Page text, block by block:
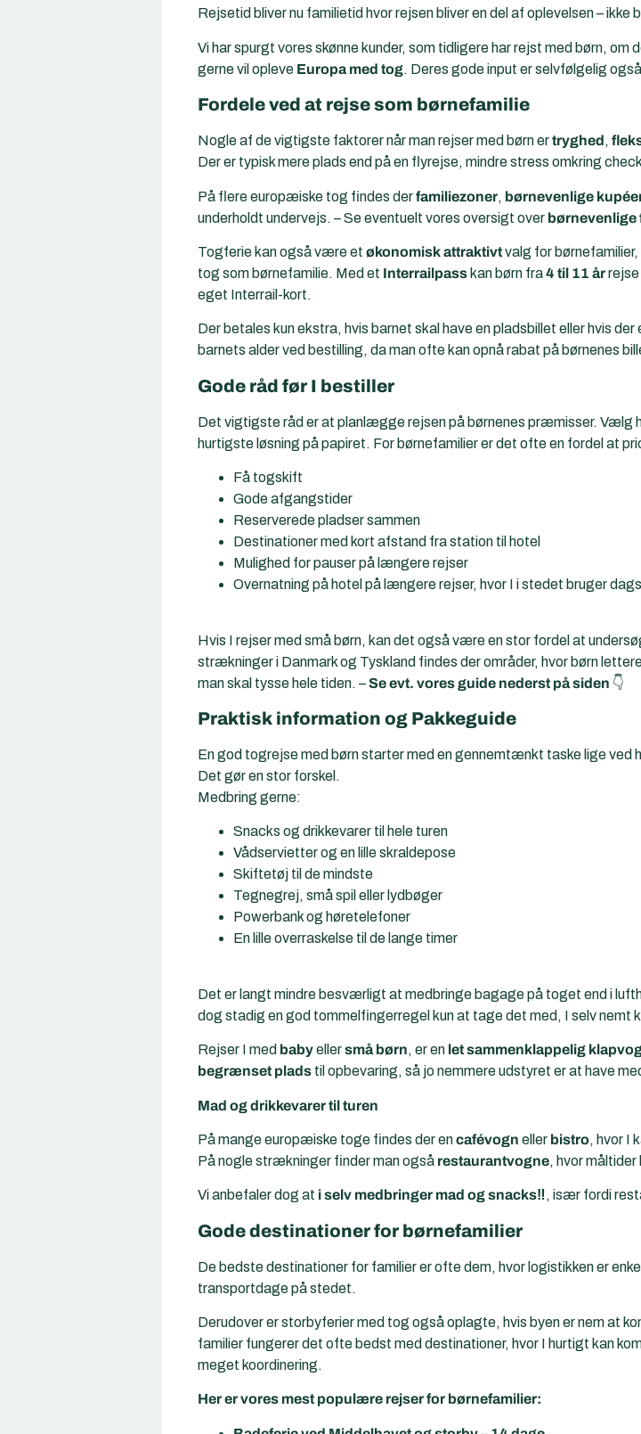
Rejsetid bliver nu familietid hvor rejsen bliver en del af oplevelsen – ikke
Vi har spurgt vores skønne kunder, som tidligere har rejst med børn, om
gerne vil opleve Europa med tog. Deres gode input er selvfølgelig
Fordele ved at rejse som børnefamilie
Nogle af de vigtigste faktorer når man rejser med børn ertryghed,
Der er typisk mere plads end på en flyrejse, mindre stress omkring
På flere europæiske tog findes derfamiliezoner, børnevenlige
underholdt undervejs. – Se eventuelt vores oversigt over børnevenlige
Togferie kan også være et økonomisk attraktivtvalg for
tog som børnefamilie. Med et Interrailpass kan børn fra4 til 11 årrejse
eget Interrail-kort.
Der betales kun ekstra, hvis barnet skal have en pladsbillet eller hvis
barnets alder ved bestilling, da man ofte kan opnå rabat på børnenes
Gode råd før I bestiller
Det vigtigste råd er at planlægge rejsen på børnenes præmisser. Vælg
hurtigste løsning på papiret. For børnefamilier er det ofte en fordel at
Få togskift
Gode afgangstider
Reserverede pladser sammen
Destinationer med kort afstand fra station til hotel
Mulighed for pauser på længere rejser
Overnatning på hotel på længere rejser, hvor I i stedet bruger
Hvis I rejser med små børn, kan det også være en stor fordel at
strækninger i Danmark og Tyskland findes der områder, hvor børn
man skal tysse hele tiden. –Se evt. vores guide nederst på siden 👇
Praktisk information og Pakkeguide
En god togrejse med børn starter med en gennemtænkt taske lige ved
Det gør en stor forskel.
Medbring gerne:
Snacks og drikkevarer til hele turen
Vådservietter og en lille skraldepose
Skiftetøj til de mindste
Tegnegrej, små spil eller lydbøger
Powerbank og høretelefoner
En lille overraskelse til de lange timer
Det er langt mindre besværligt at medbringe bagage på toget end i
dog stadig en god tommelfingerregel kun at tage det med, I selv nemt
Rejser I med babyellersmå børn, er en let sammenklappelig
begrænset plads til opbevaring, så jo nemmere udstyret er at have
Mad og drikkevarer til turen
På mange europæiske toge findes der encafévogn eller bistro, hvor I
På nogle strækninger finder man også restaurantvogne, hvor
Vi anbefaler dog at i selv medbringer mad og snacks‼️, især fordi
Gode destinationer for børnefamilier
De bedste destinationer for familier er ofte dem, hvor logistikken er
transportdage på stedet.
Derudover er storbyferier med tog også oplagte, hvis byen er nem at
familier fungerer det ofte bedst med destinationer, hvor I hurtigt kan
meget koordinering.
Her er vores mest populære rejser for børnefamilier: